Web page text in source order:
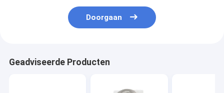
Doorgaan
Geadviseerde Producten